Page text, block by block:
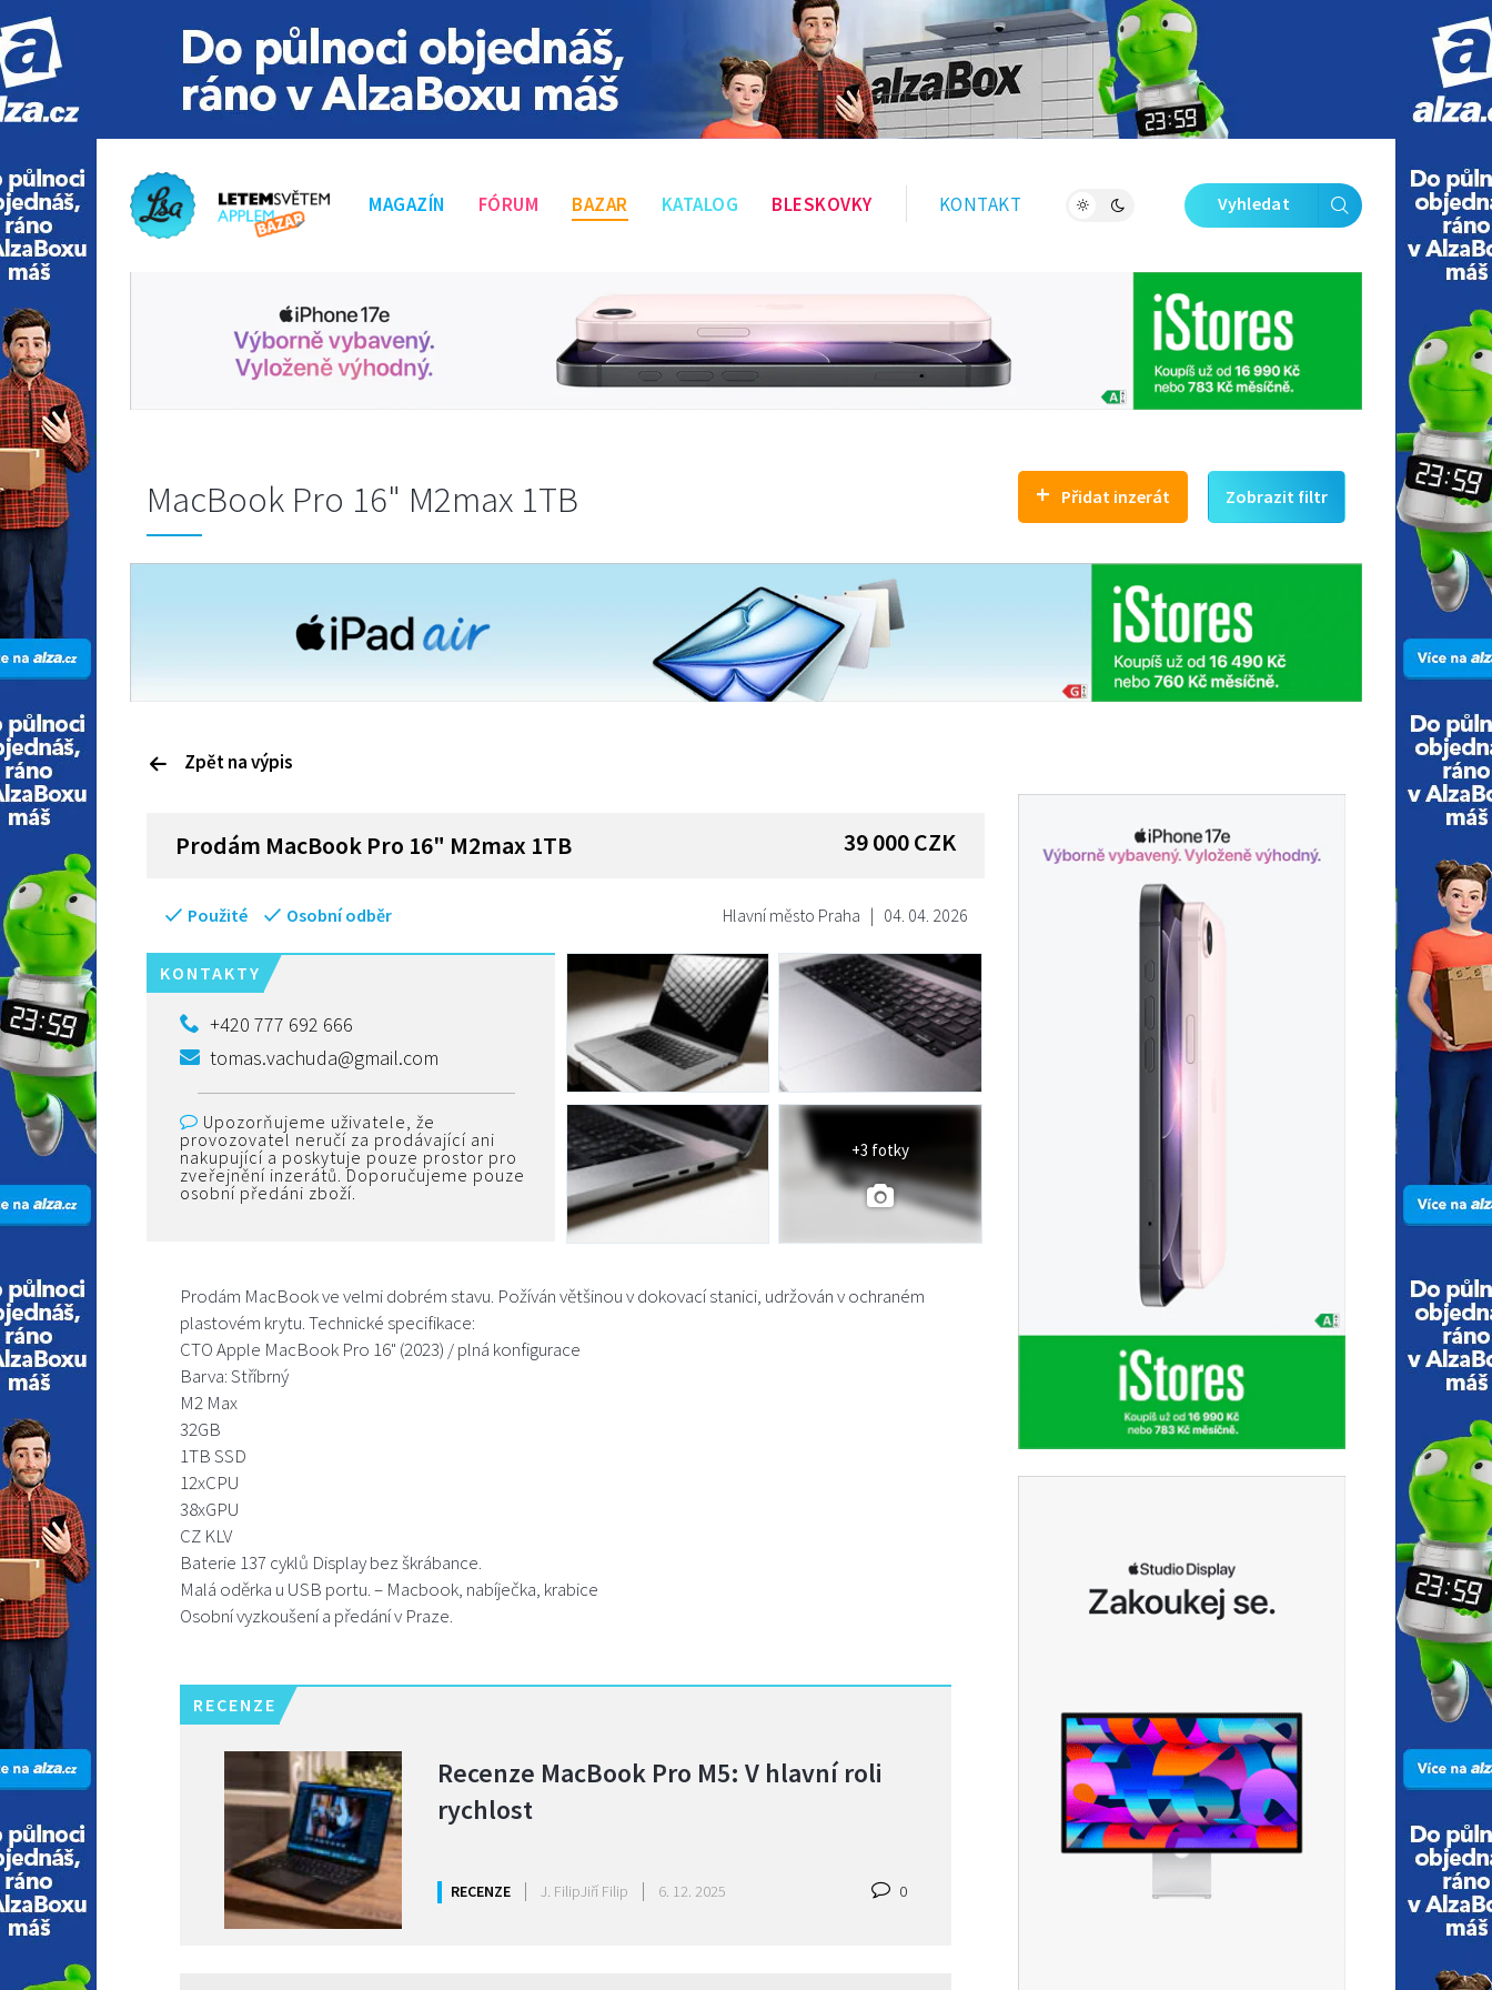
MAGAZÍN FÓRUM BAZAR KATALOG BLESKOVKY KONTAKT Vyhledat
MacBook Pro 16" M2max 1TB + Přidat inzerát Zobrazit filtr
Zpět na výpis
Prodám MacBook Pro 16" M2max 1TB 39 000CZK
Hlavní město Praha | 04. 04. 2026
Použité Osobní odběr
+3 fotky
KONTAKTY
+420 777 692 666
tomas.vachuda@gmail.com
Upozorňujeme uživatele, že
provozovatel neručí za prodávající ani
nakupující a poskytuje pouze prostor pro
zveřejnění inzerátů. Doporučujeme pouze
osobní předáni zboží.
Prodám MacBook ve velmi dobrém stavu. Požíván většinou v dokovací stanici, udržován v ochraném
plastovém krytu. Technické specifikace:
CTO Apple MacBook Pro 16" (2023) / plná konfigurace
Barva: Stříbrný
M2 Max
32GB
1TB SSD
12xCPU
38xGPU
CZ KLV
Baterie 137 cyklů Display bez škrábance.
Malá oděrka u USB portu. – Macbook, nabíječka, krabice
Osobní vyzkoušení a předání v Praze.
RECENZE
Recenze MacBook Pro M5: V hlavní roli
rychlost
RECENZE J. FilipJiří Filip 6. 12. 2025 0
Zavřít galerii